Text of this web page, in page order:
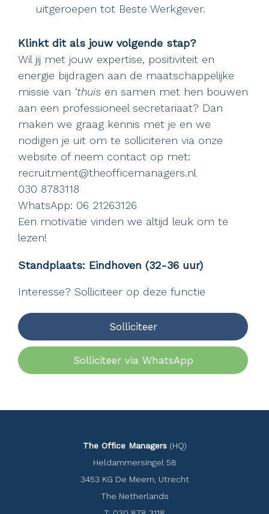
uitgeroepen tot Beste Werkgever.
Klinkt dit als jouw volgende stap?
Wil jij met jouw expertise, positiviteit en
energie bijdragen aan de maatschappelijke
missie van ‘thuis en samen met hen bouwen
aan een professioneel secretariaat? Dan
maken we graag kennis met je en we
nodigen je uit om te solliciteren via onze
website of neem contact op met:
recruitment@theofficemanagers.nl
030 8783118
WhatsApp: 06 21263126
Een motivatie vinden we altijd leuk om te
lezen!
Standplaats: Eindhoven (32-36 uur)
Interesse? Solliciteer op deze functie
Solliciteer
Solliciteer via WhatsApp
The Office Managers(HQ)
Heldammersingel 58
3453 KG De Meern, Utrecht
The Netherlands